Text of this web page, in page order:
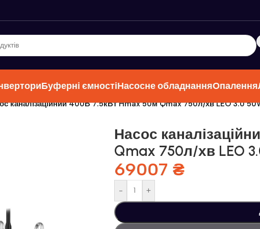
Буферні ємностіНасосне обладнанняОпалення
каналізаційний 400В 7.5кВт Hmax 50м Qmax 750л/хв LEO 3.0
Насос
Qmax 750л/хв LEO
69007 ₴
- +